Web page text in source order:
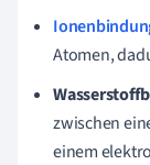
Atomen,
zwischen
einem